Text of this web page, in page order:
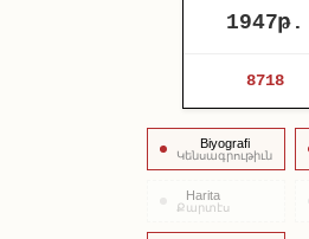
1947թ.
8718
Biyografi
Կենսագրութիւն
Harita
Քարտէս